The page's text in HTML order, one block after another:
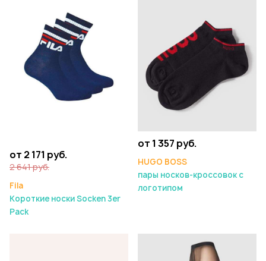
от 2 171 руб.
2 641 руб.
Fila
Короткие носки Socken 3er
Pack
от 1 357 руб.
HUGO BOSS
пары носков-кроссовок с
логотипом